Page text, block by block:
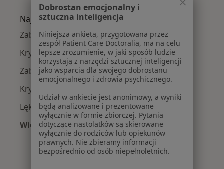
Najczęście leczone choroby
Zaburzenia emocjonalne w Inowrocławiu
Kryzys emocjonalny w Inowrocławiu
Zaburzenia nastroju w Inowrocławiu
Kryzys życiowy w Inowrocławiu
Lęki w Inowrocławiu
Więcej (15)
Więcej w kategorii: Najczęście leczone
Dobrostan emocjonalny i
sztuczna inteligencja
Niniejsza ankieta, przygotowana przez
zespół Patient Care Doctoralia, ma na celu
lepsze zrozumienie, w jaki sposób ludzie
korzystają z narzędzi sztucznej inteligencji
jako wsparcia dla swojego dobrostanu
emocjonalnego i zdrowia psychicznego.
Udział w ankiecie jest anonimowy, a wyniki
będą analizowane i prezentowane
wyłącznie w formie zbiorczej. Pytania
dotyczące nastolatków są skierowane
wyłącznie do rodziców lub opiekunów
prawnych. Nie zbieramy informacji
bezpośrednio od osób niepełnoletnich.